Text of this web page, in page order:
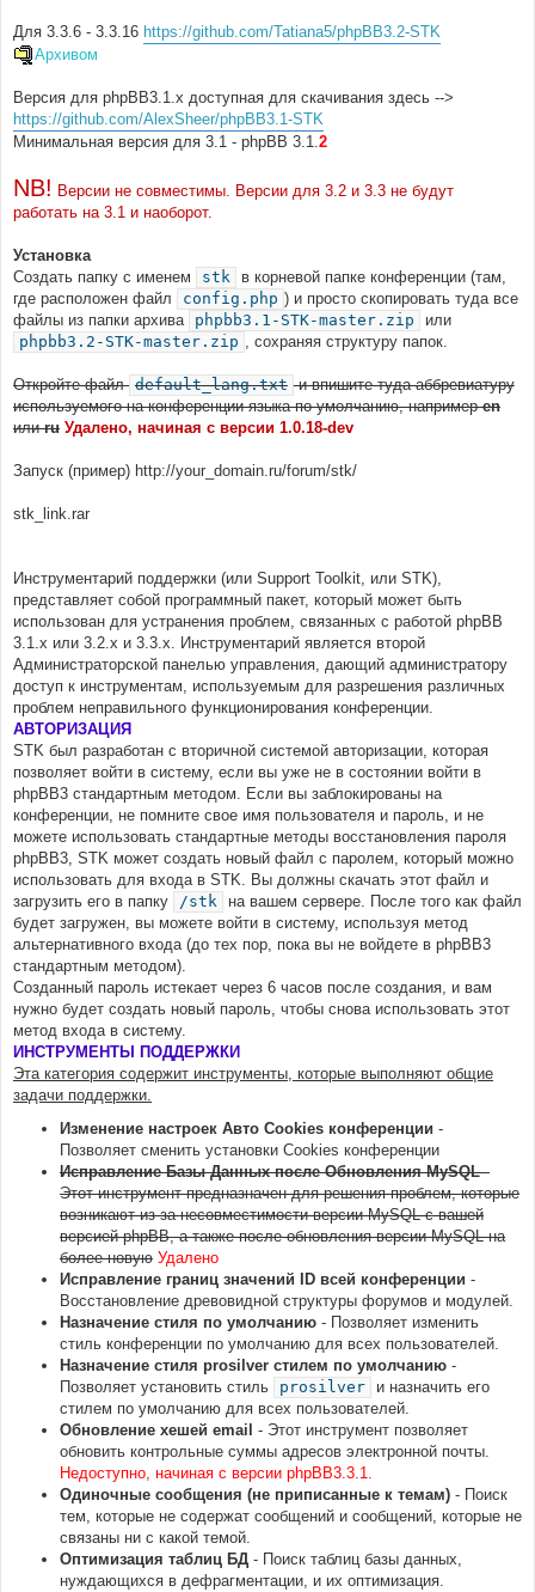
Для 3.3.6 - 3.3.16 https://github.com/Tatiana5/phpBB3.2-STK
Архивом
Версия для phpBB3.1.х доступная для скачивания здесь -->
https://github.com/AlexSheer/phpBB3.1-STK
Минимальная версия для 3.1 - phpBB 3.1.2
NB! Версии не совместимы. Версии для 3.2 и 3.3 не будут
работать на 3.1 и наоборот.
Установка
Создать папку с именем
stk
в корневой папке конференции (там,
где расположен файл
config.php ) и просто скопировать туда все
файлы из папки архива phpbb3.1-STK-master.zip
или
phpbb3.2-STK-master.zip , сохраняя структуру папок.
Откройте файл default_lang.txt и впишите туда аббревиатуру
используемого на конференции языка по умолчанию, напримерen
илиru Удалено, начиная с версии 1.0.18-dev
Запуск (пример) http://your_domain.ru/forum/stk/
stk_link.rar
Инструментарий поддержки (или Support Toolkit, или STK),
представляет собой программный пакет, который может быть
использован для устранения проблем, связанных с работой phpBB
3.1.x или 3.2.x и 3.3.х. Инструментарий является второй
Администраторской панелью управления, дающий администратору
доступ к инструментам, используемым для разрешения различных
проблем неправильного функционирования конференции.
АВТОРИЗАЦИЯ
STK был разработан с вторичной системой авторизации, которая
позволяет войти в систему, если вы уже не в состоянии войти в
phpBB3 стандартным методом. Если вы заблокированы на
конференции, не помните свое имя пользователя и пароль, и не
можете использовать стандартные методы восстановления пароля
phpBB3, STK может создать новый файл с паролем, который можно
использовать для входа в STK. Вы должны скачать этот файл и
загрузить его в папку
/stk
на вашем сервере. После того как файл
будет загружен, вы можете войти в систему, используя метод
альтернативного входа (до тех пор, пока вы не войдете в phpBB3
стандартным методом).
Созданный пароль истекает через 6 часов после создания, и вам
нужно будет создать новый пароль, чтобы снова использовать этот
метод входа в систему.
ИНСТРУМЕНТЫ ПОДДЕРЖКИ
Эта категория содержит инструменты, которые выполняют общие
задачи поддержки.
Изменение настроек Авто Cookies конференции -
Позволяет сменить установки Cookies конференции
Исправление Базы Данных после Обновления MySQL-
Этот инструмент предназначен для решения проблем, которые
возникают из-за несовместимости версии MySQL с вашей
версией phpBB, а также после обновления версии MySQL на
более новую Удалено
Исправление границ значений ID всей конференции -
Восстановление древовидной структуры форумов и модулей.
Назначение стиля по умолчанию - Позволяет изменить
стиль конференции по умолчанию для всех пользователей.
Назначение стиля prosilver стилем по умолчанию -
Позволяет установить стиль
prosilver
и назначить его
стилем по умолчанию для всех пользователей.
Обновление хешей email - Этот инструмент позволяет
обновить контрольные суммы адресов электронной почты.
Недоступно, начиная с версии phpBB3.3.1.
Одиночные сообщения (не приписанные к темам) - Поиск
тем, которые не содержат сообщений и сообщений, которые не
связаны ни с какой темой.
Оптимизация таблиц БД - Поиск таблиц базы данных,
нуждающихся в дефрагментации, и их оптимизация.